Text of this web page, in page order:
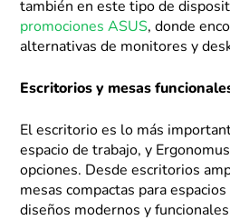
también en este tipo de
promociones ASUS, donde
alternativas de monitores y
Escritorios y mesas
El escritorio es lo más
espacio de trabajo, y
opciones. Desde escritorios
mesas compactas para
diseños modernos y